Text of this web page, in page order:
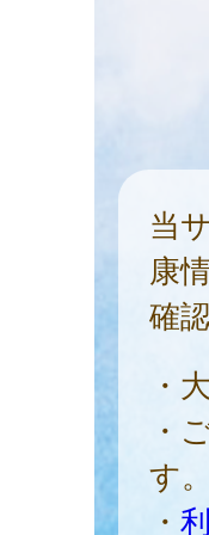
当
康
確
・
・
す
・